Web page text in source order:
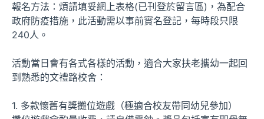
報名方法：煩請填妥網上表格(已刊登於留言區)，為配合
政府防疫措施，此活動需以事前實名登記，每時段只限
240人。
活動當日會有各式各樣的活動，適合大家扶老攜幼一起回
到熟悉的文禮路校舍：
1. 多款懷舊有獎攤位遊戲（極適合校友帶同幼兒參加）